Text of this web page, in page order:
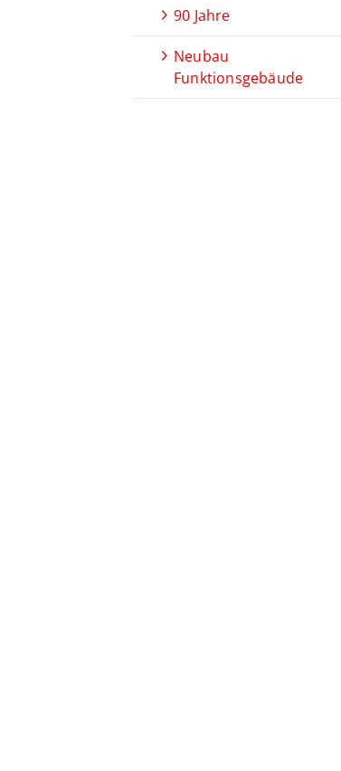
90 Jahre
Neubau
Funktionsgebäude